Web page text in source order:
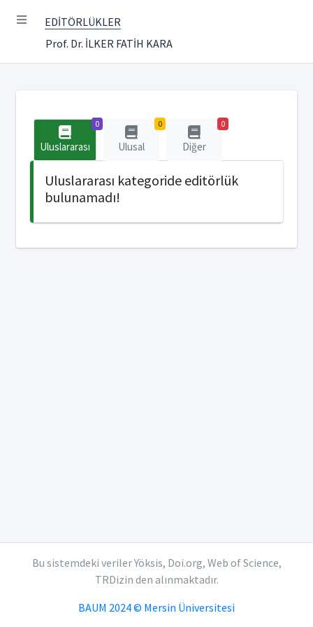
EDİTÖRLÜKLER
Prof. Dr. İLKER FATİH KARA
0
Uluslararası
0
Ulusal
0
Diğer
Uluslararası kategoride editörlük
bulunamadı!
Bu sistemdeki veriler Yöksis, Doi.org, Web of Science,
TRDizin den alınmaktadır.
BAUM 2024 © Mersin Üniversitesi